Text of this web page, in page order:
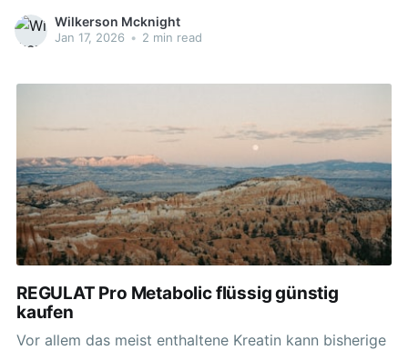
Atemwegserkrankungen hilft, indem es die Muskulatur
der Atemwege entspannt. Trotz der Vorteile von
Wilkerson Mcknight
Jan 17, 2026 • 2 min read
REGULAT Pro Metabolic flüssig günstig
kaufen
Vor allem das meist enthaltene Kreatin kann bisherige